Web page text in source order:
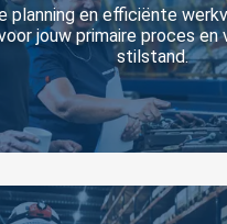
planning en efficiënte
jouw primaire proces en
stilstand.